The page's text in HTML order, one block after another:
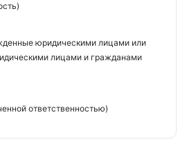
юридическими лицами или
лицами и гражданами
ответственностью)